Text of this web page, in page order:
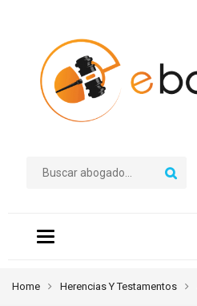
Toggle
navigation
Home Herencias Y Testamentos